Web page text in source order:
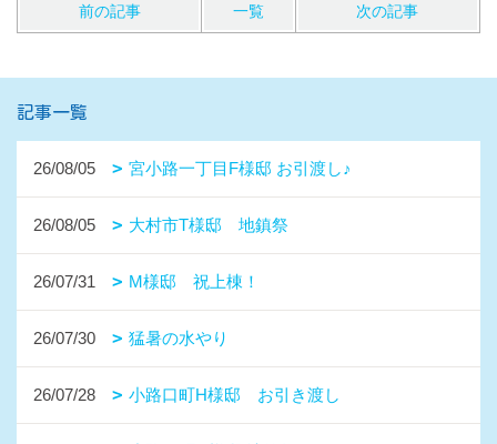
前の記事 一覧 次の記事
記事一覧
26/08/05 宮小路一丁目F様邸 お引渡し♪
26/08/05 大村市T様邸 地鎮祭
26/07/31 M様邸 祝上棟！
26/07/30 猛暑の水やり
26/07/28 小路口町H様邸 お引き渡し